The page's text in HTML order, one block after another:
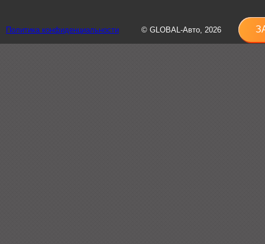
Политика конфиденциальности © GLOBAL-Авто, 2026